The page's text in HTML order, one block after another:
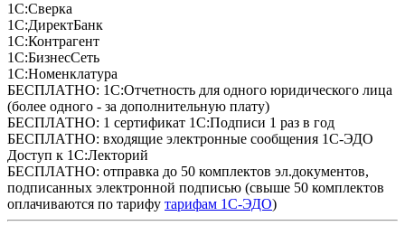
1С:Сверка
1С:ДиректБанк
1С:Контрагент
1С:БизнесСеть
1С:Номенклатура
БЕСПЛАТНО: 1С:Отчетность для одного юридического лица
(более одного - за дополнительную плату)
БЕСПЛАТНО: 1 сертификат 1С:Подписи 1 раз в год
БЕСПЛАТНО: входящие электронные сообщения 1С-ЭДО
Доступ к 1С:Лекторий
БЕСПЛАТНО: отправка до 50 комплектов эл.документов,
подписанных электронной подписью (свыше 50 комплектов
оплачиваются по тарифу тарифам 1С-ЭДО)